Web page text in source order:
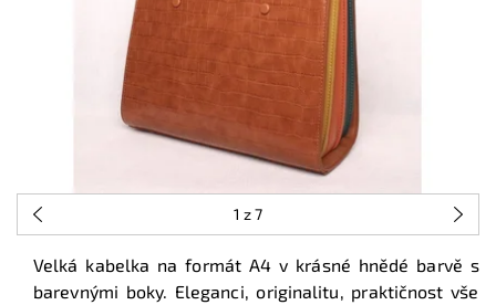
1 z 7
Velká kabelka na formát A4 v krásné hnědé barvě s
barevnými boky. Eleganci, originalitu, praktičnost vše